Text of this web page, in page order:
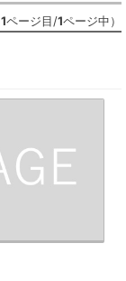
1ページ目/1ページ中）